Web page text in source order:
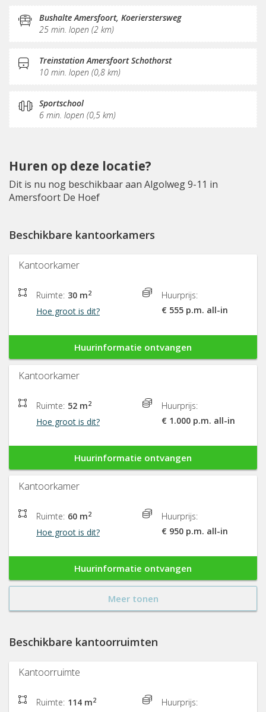
Vergaderplekken
Internetmogelijkheden
Glasvezel
KVK-inschrijving
Bushalte Amersfoort, Koerierstersweg
25 min. lopen (2 km)
Treinstation Amersfoort Schothorst
10 min. lopen (0,8 km)
Sportschool
6 min. lopen (0,5 km)
Huren op deze locatie?
Dit is nu nog beschikbaar aan Algolweg 9-11 in
Amersfoort De Hoef
Beschikbare kantoorkamers
Kantoorkamer
Ruimte: 30 m2
Hoe groot is dit?
Huurprijs:
€ 555 p.m. all-in
Huurinformatie ontvangen
Kantoorkamer
Ruimte: 52 m2
Hoe groot is dit?
Huurprijs:
€ 1.000 p.m. all-in
Huurinformatie ontvangen
Kantoorkamer
Ruimte: 60 m2
Hoe groot is dit?
Huurprijs:
€ 950 p.m. all-in
Huurinformatie ontvangen
Meer tonen
Beschikbare kantoorruimten
Kantoorruimte
Ruimte: 114 m2
Huurprijs: